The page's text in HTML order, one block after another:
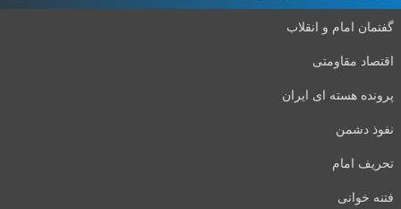
گفتمان امام و انقلاب
اقتصاد مقاومتی
پرونده هسته ای ایران
نفوذ دشمن
تحریف امام
فتنه خوانی